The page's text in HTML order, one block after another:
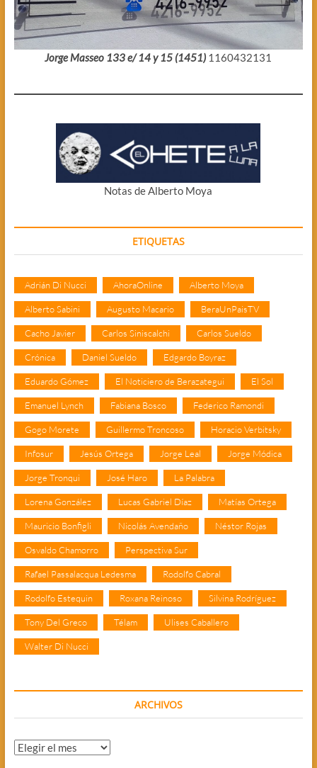
Jorge Masseo 133 e/ 14 y 15 (1451) 1160432131
Notas de Alberto Moya
ETIQUETAS
Adrián Di Nucci AhoraOnline Alberto Moya
Alberto Sabini Augusto Macario BeraUnPaisTV
Cacho Javier Carlos Siniscalchi Carlos Sueldo
Crónica Daniel Sueldo Edgardo Boyraz
Eduardo Gómez El Noticiero de Berazategui El Sol
Emanuel Lynch Fabiana Bosco Federico Ramondi
Gogo Morete Guillermo Troncoso Horacio Verbitsky
Infosur Jesús Ortega Jorge Leal Jorge Módica
Jorge Tronqui José Haro La Palabra
Lorena González Lucas Gabriel Díaz Matías Ortega
Mauricio Bonfigli Nicolás Avendaño Néstor Rojas
Osvaldo Chamorro Perspectiva Sur
Rafael Passalacqua Ledesma Rodolfo Cabral
Rodolfo Estequin Roxana Reinoso Silvina Rodríguez
Tony Del Greco Télam Ulises Caballero
Walter Di Nucci
ARCHIVOS
Archivos